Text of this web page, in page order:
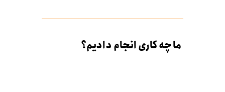
ما چه کاری انجام دادیم؟